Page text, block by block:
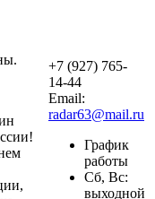
+7 (927) 765-
14-44
Email:
radar63@mail.ru
График
работы
Сб, Вс:
выходной